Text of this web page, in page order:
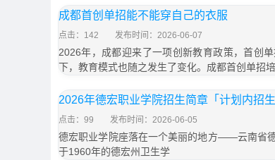
成都首创单招能不能穿自己的衣服
点击：142 发布时间：2026-06-07
2026年，成都迎来了一项创新教育政策，首创
下，教育模式也随之发生了变化。成都首创单招
2026年德宏职业学院招生简章「计划内招生
点击：99 发布时间：2026-06-05
德宏职业学院座落在一个美丽的地方——云南省
于1960年的德宏州卫生学